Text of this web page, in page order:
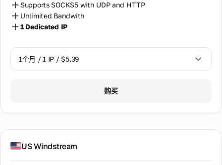
Supports SOCKS5 with UDP and HTTP
Unlimited Bandwith
1 Dedicated IP
1个月 / 1 IP / $5.39
购买
US Windstream